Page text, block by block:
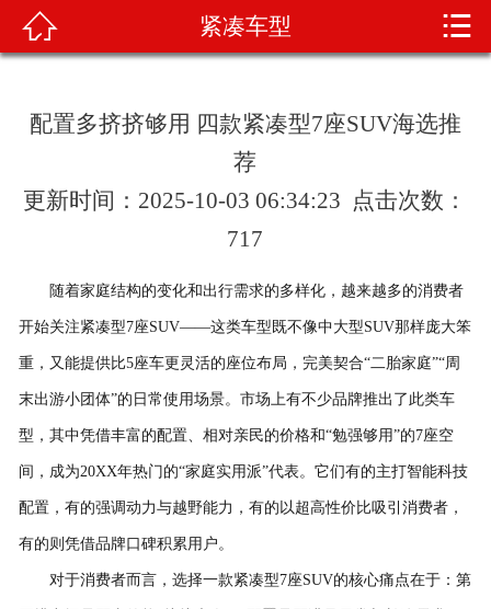
新闻资讯
荣誉资质
技术知识
在线留言
 紧凑车型 
配置多挤挤够用 四款紧凑型7座SUV海选推
荐
更新时间：2025-10-03 06:34:23 点击次数：
717
随着家庭结构的变化和出行需求的多样化，越来越多的消费者
开始关注紧凑型7座SUV——这类车型既不像中大型SUV那样庞大笨
重，又能提供比5座车更灵活的座位布局，完美契合“二胎家庭”“周
末出游小团体”的日常使用场景。市场上有不少品牌推出了此类车
型，其中凭借丰富的配置、相对亲民的价格和“勉强够用”的7座空
间，成为20XX年热门的“家庭实用派”代表。它们有的主打智能科技
配置，有的强调动力与越野能力，有的以超高性价比吸引消费者，
有的则凭借品牌口碑积累用户。
对于消费者而言，选择一款紧凑型7座SUV的核心痛点在于：第